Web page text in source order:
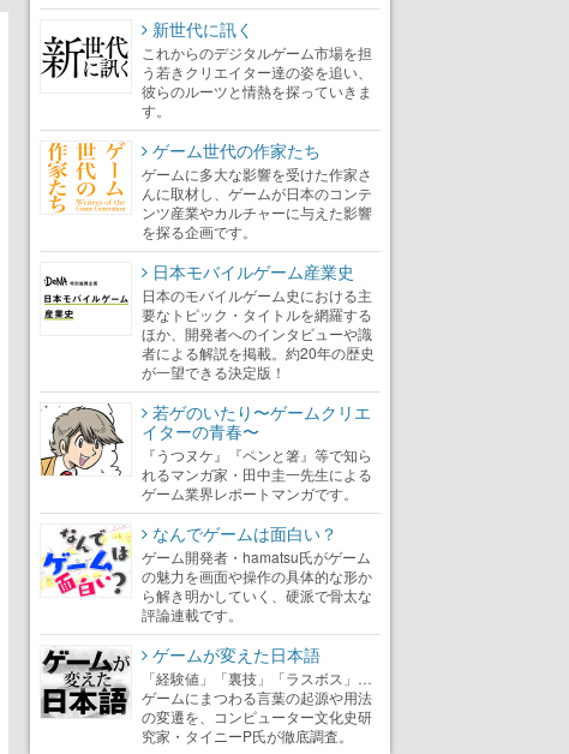
新世代に訊く
これからのデジタルゲーム市場を担
う若きクリエイター達の姿を追い、
彼らのルーツと情熱を探っていきま
す。
ゲーム世代の作家たち
ゲームに多大な影響を受けた作家さ
んに取材し、ゲームが日本のコンテ
ンツ産業やカルチャーに与えた影響
を探る企画です。
日本モバイルゲーム産業史
日本のモバイルゲーム史における主
要なトピック・タイトルを網羅する
ほか、開発者へのインタビューや識
者による解説を掲載。約20年の歴史
が一望できる決定版！
若ゲのいたり〜ゲームクリエ
イターの青春〜
『うつヌケ』『ペンと箸』等で知ら
れるマンガ家・田中圭一先生による
ゲーム業界レポートマンガです。
なんでゲームは面白い？
ゲーム開発者・hamatsu氏がゲーム
の魅力を画面や操作の具体的な形か
ら解き明かしていく、硬派で骨太な
評論連載です。
ゲームが変えた日本語
「経験値」「裏技」「ラスボス」…
ゲームにまつわる言葉の起源や用法
の変遷を、コンピューター文化史研
究家・タイニーP氏が徹底調査。